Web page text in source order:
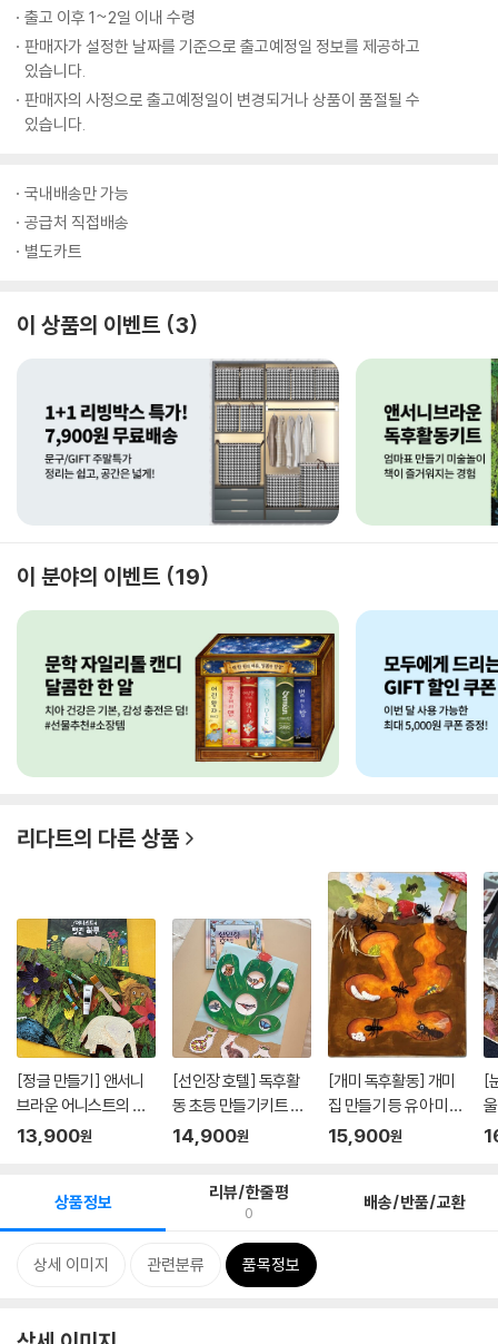
출고 이후 1~2일 이내 수령
판매자가 설정한 날짜를 기준으로 출고예정일 정보를 제공하고
있습니다.
판매자의 사정으로 출고예정일이 변경되거나 상품이 품절될 수
있습니다.
국내배송만 가능
공급처 직접배송
별도카트
이 상품의 이벤트 3
이 분야의 이벤트 19
리다트의 다른 상품
[정글 만들기] 앤서니
브라운 어니스트의 멋
진 하...
13,900원
[선인장 호텔] 독후활
동 초등 만들기키트 어
린이...
14,900원
[개미 독후활동] 개미
집 만들기 등 유아 미술
어...
15,900원
[
상품정보 리뷰/한줄평
0 배송/반품/교환
상세 이미지 관련분류 품목정보